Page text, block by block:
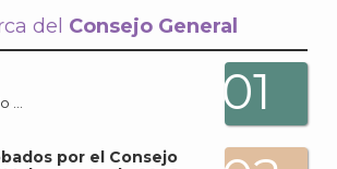
del Consejo General
… 01
por el Consejo